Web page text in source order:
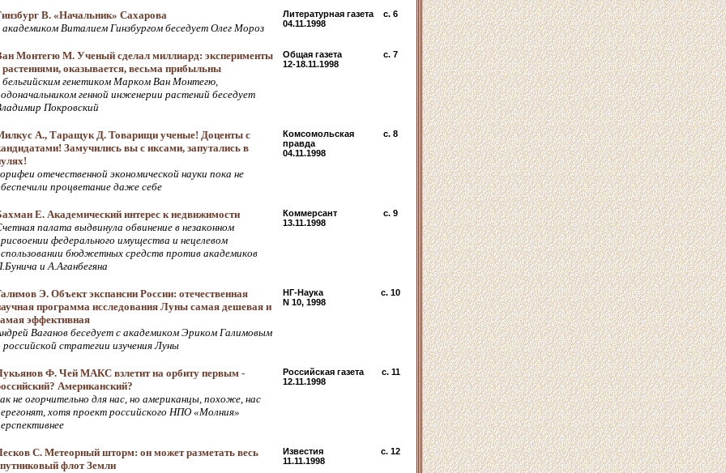
В. «Начальник» Сахарова
академиком Виталием Гинзбургом беседует Олег Мороз
Литературная газета
04.11.1998
c. 6
Монтегю М. Ученый сделал миллиард: эксперименты
растениями, оказывается, весьма прибыльны
бельгийским генетиком Марком Ван Монтегю,
генной инженерии растений беседует
Покровский
Общая газета
12-18.11.1998
c. 7
А., Таращук Д. Товарищи ученые! Доценты с
Замучились вы с иксами, запутались в
отечественной экономической науки пока не
процветание даже себе
Комсомольская
правда
04.11.1998
c. 8
Е. Академический интерес к недвижимости
палата выдвинула обвинение в незаконном
федерального имущества и нецелевом
бюджетных средств против академиков
и А.Аганбегяна
Коммерсант
13.11.1998
c. 9
Э. Объект экспансии России: отечественная
программа исследования Луны самая дешевая и
эффективная
Ваганов беседует с академиком Эриком Галимовым
российской стратегии изучения Луны
НГ-Наука
N 10, 1998
c. 10
Ф. Чей МАКС взлетит на орбиту первым -
Американский?
не огорчительно для нас, но американцы, похоже, нас
хотя проект российского НПО «Молния»
Российская газета
12.11.1998
c. 11
С. Метеорный шторм: он может разметать весь
флот Земли
Известия
11.11.1998
c. 12